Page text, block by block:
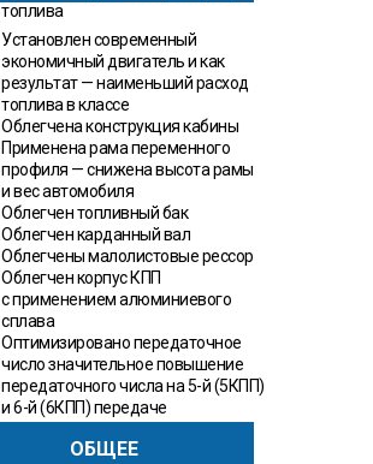
топлива
Установлен современный
экономичный двигатель и как
результат — наименьший расход
топлива в классе
Облегчена конструкция кабины
Применена рама переменного
профиля — снижена высота рамы
и вес автомобиля
Облегчен топливный бак
Облегчен карданный вал
Облегчены малолистовые рессор
Облегчен корпус КПП
с применением алюминиевого
сплава
Оптимизировано передаточное
число значительное повышение
передаточного числа на 5-й (5КПП)
и 6-й (6КПП) передаче
ОБЩЕЕ